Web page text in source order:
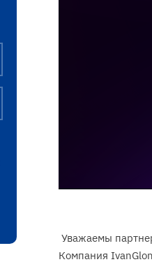
Уважаемы
Компания